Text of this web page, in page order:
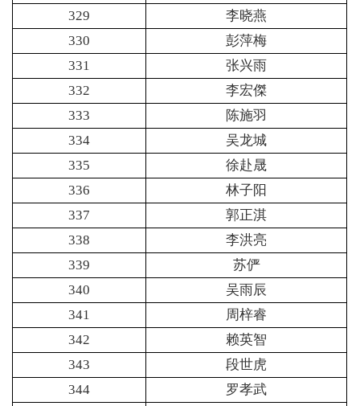
329
李晓燕
330
彭萍梅
331
张兴雨
332
李宏傑
333
陈施羽
334
吴龙城
335
徐赴晟
336
林子阳
337
郭正淇
338
李洪亮
339
苏俨
340
吴雨辰
341
周梓睿
342
赖英智
343
段世虎
344
罗孝武